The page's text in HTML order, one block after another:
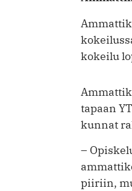
kokeilu
tapaan
kunnat
–
piiriin,